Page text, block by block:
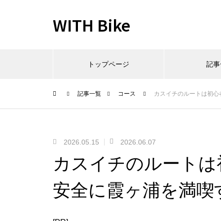
WITH Bike
トップページ 記
記事一覧 コース カスイチのルートは初
2026.05.15 2026.06.07
カスイチのルートは
安全に霞ヶ浦を満喫